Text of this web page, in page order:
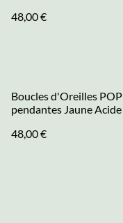
48,00 €
Boucles d'Oreilles POP
pendantes Jaune Acide
48,00 €